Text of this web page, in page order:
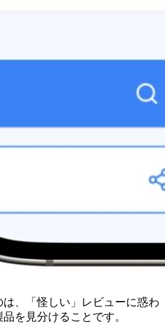
、「怪しい」レビューに惑わ
を見分けることです。